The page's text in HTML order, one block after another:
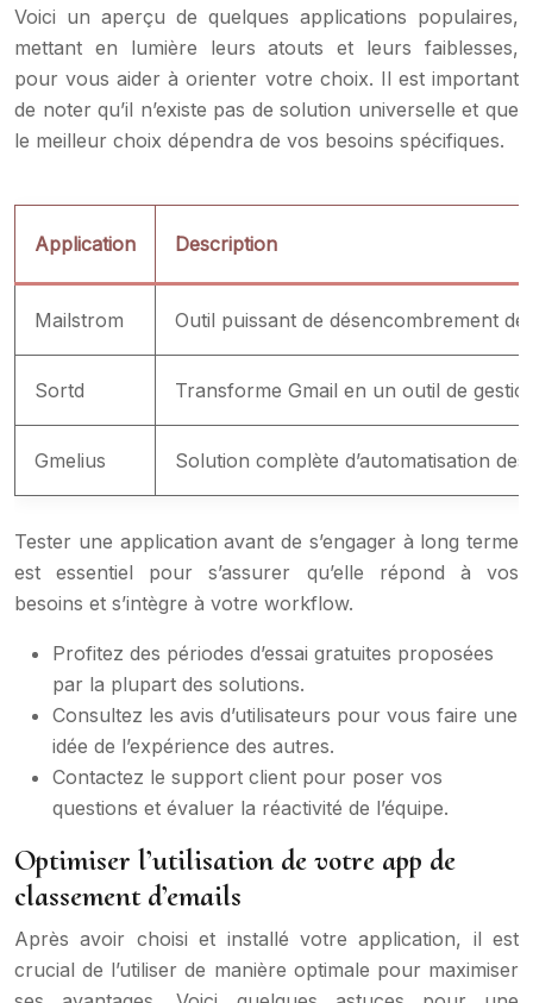
Voici un aperçu de quelques applications populaires,
mettant en lumière leurs atouts et leurs faiblesses,
pour vous aider à orienter votre choix. Il est important
de noter qu’il n’existe pas de solution universelle et que
le meilleur choix dépendra de vos besoins spécifiques.
Application Description
Mailstrom Outil puissant de désencombrement
Sortd Transforme Gmail en un outil de
Gmelius Solution complète d’automatisation
Tester une application avant de s’engager à long terme
est essentiel pour s’assurer qu’elle répond à vos
besoins et s’intègre à votre workflow.
Profitez des périodes d’essai gratuites proposées
par la plupart des solutions.
Consultez les avis d’utilisateurs pour vous faire une
idée de l’expérience des autres.
Contactez le support client pour poser vos
questions et évaluer la réactivité de l’équipe.
Optimiser l’utilisation de votre app de
classement d’emails
Après avoir choisi et installé votre application, il est
crucial de l’utiliser de manière optimale pour maximiser